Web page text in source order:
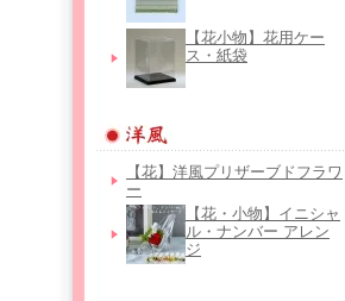
【花小物】花用ケー
ス・紙袋
【花】洋風プリザーブドフラワ
ー
【花・小物】イニシャ
ル・ナンバー アレン
ジ